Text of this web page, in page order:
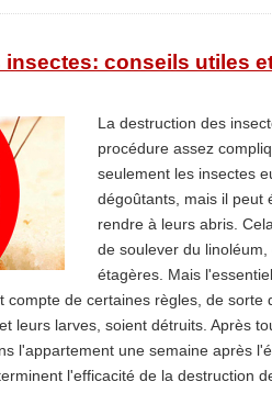
insectes: conseils utiles
La destruction des
procédure assez
seulement les insectes
dégoûtants, mais il peut
rendre à leurs abris.
de soulever du
étagères. Mais
compte de certaines règles, de sorte
leurs larves, soient détruits. Après
l'appartement une semaine après
l'efficacité de la destruction